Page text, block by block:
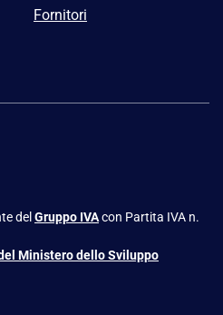
Fornitori
del Gruppo IVAcon Partita IVA n.
Ministero dello Sviluppo